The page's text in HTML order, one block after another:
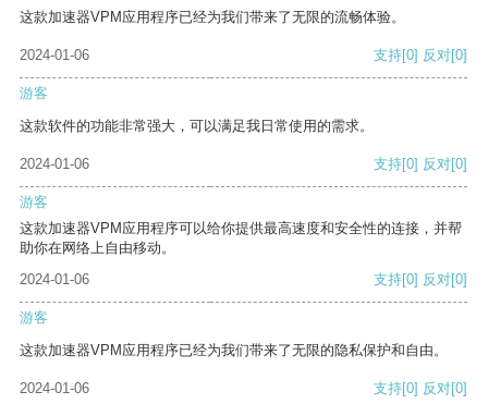
这款加速器VPM应用程序已经为我们带来了无限的流畅体验。
2024-01-06 支持[0] 反对[0]
游客
这款软件的功能非常强大，可以满足我日常使用的需求。
2024-01-06 支持[0] 反对[0]
游客
这款加速器VPM应用程序可以给你提供最高速度和安全性的连接，并帮
助你在网络上自由移动。
2024-01-06
支持[0] 反对[0]
游客
这款加速器VPM应用程序已经为我们带来了无限的隐私保护和自由。
2024-01-06 支持[0] 反对[0]